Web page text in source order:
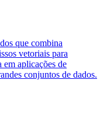
que combina
vetoriais para
em aplicações de
conjuntos de dados.